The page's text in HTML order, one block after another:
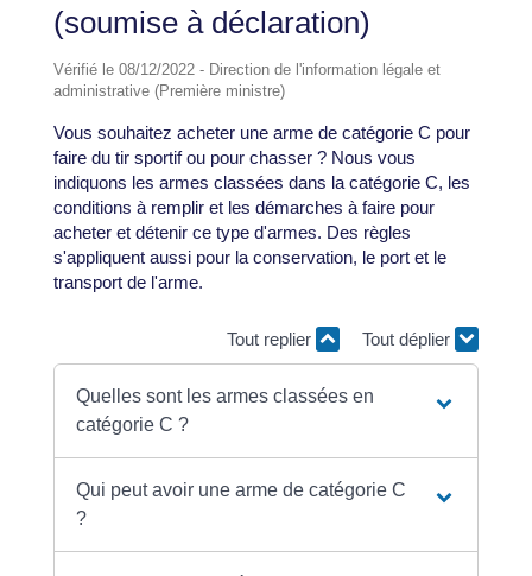
(soumise à déclaration)
Vérifié le 08/12/2022 - Direction de l'information légale et
administrative (Première ministre)
Vous souhaitez acheter une arme de catégorie C pour
faire du tir sportif ou pour chasser ? Nous vous
indiquons les armes classées dans la catégorie C, les
conditions à remplir et les démarches à faire pour
acheter et détenir ce type d'armes. Des règles
s'appliquent aussi pour la conservation, le port et le
transport de l'arme.
Tout replier Tout déplier
Quelles sont les armes classées en
catégorie C ?
Qui peut avoir une arme de catégorie C
?